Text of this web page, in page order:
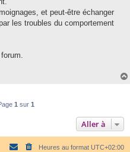
et peut-être échanger
les troubles du comportement
1 sur 1
Aller à
Heures au format UTC+02:00